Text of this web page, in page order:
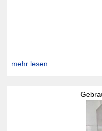
mehr lesen